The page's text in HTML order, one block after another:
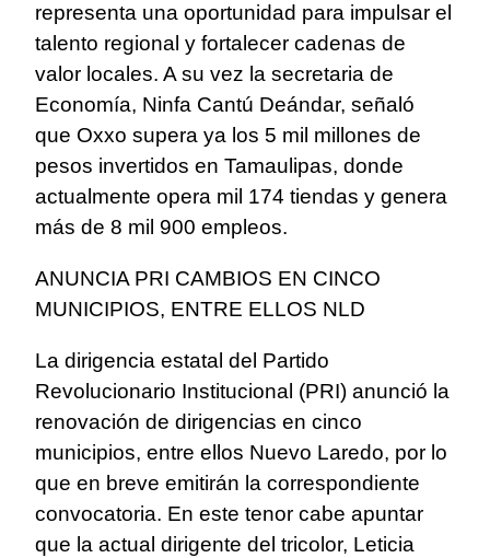
representa una oportunidad para impulsar el
talento regional y fortalecer cadenas de
valor locales. A su vez la secretaria de
Economía, Ninfa Cantú Deándar, señaló
que Oxxo supera ya los 5 mil millones de
pesos invertidos en Tamaulipas, donde
actualmente opera mil 174 tiendas y genera
más de 8 mil 900 empleos.
ANUNCIA PRI CAMBIOS EN CINCO
MUNICIPIOS, ENTRE ELLOS NLD
La dirigencia estatal del Partido
Revolucionario Institucional (PRI) anunció la
renovación de dirigencias en cinco
municipios, entre ellos Nuevo Laredo, por lo
que en breve emitirán la correspondiente
convocatoria. En este tenor cabe apuntar
que la actual dirigente del tricolor, Leticia